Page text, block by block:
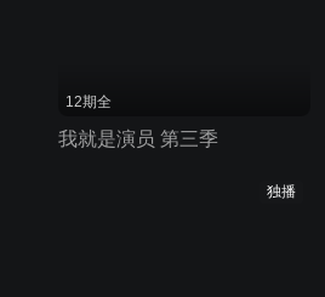
12期全
我就是演员 第三季
独播